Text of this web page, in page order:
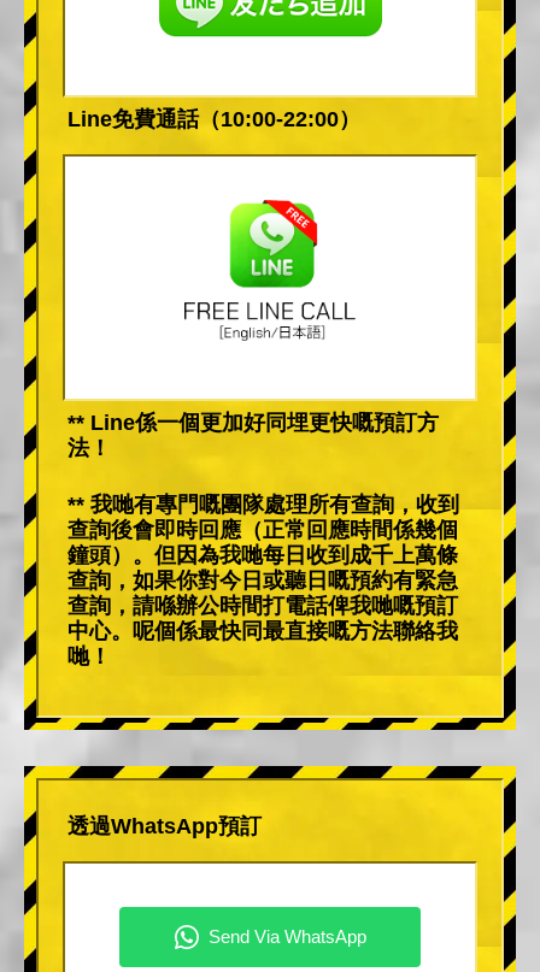
Line免費通話（10:00-22:00）
** Line係一個更加好同埋更快嘅預訂方
法！
** 我哋有專門嘅團隊處理所有查詢，收到
查詢後會即時回應（正常回應時間係幾個
鐘頭）。但因為我哋每日收到成千上萬條
查詢，如果你對今日或聽日嘅預約有緊急
查詢，請喺辦公時間打電話俾我哋嘅預訂
中心。呢個係最快同最直接嘅方法聯絡我
哋！
透過WhatsApp預訂